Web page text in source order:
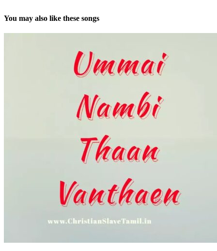
You may also like these songs